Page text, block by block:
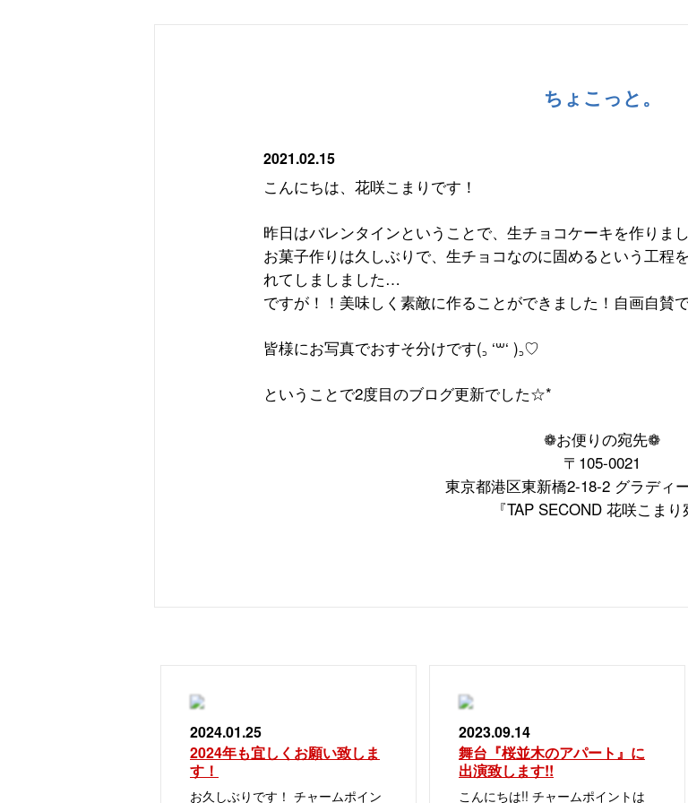
ちょこっと。
2021.02.15
こんにちは、花咲こまりです！
昨日はバレンタインということで、生チョコケーキを作りま
お菓子作りは久しぶりで、生チョコなのに固めるという工程
れてしましました…
ですが！！美味しく素敵に作ることができました！自画自賛
皆様にお写真でおすそ分けです(꜆ ‘꒳‘ )꜆♡
ということで2度目のブログ更新でした☆*
❁︎お便りの宛先❁︎
〒 105-0021
東京都港区東新橋2-18-2 グラディ
『TAP SECOND 花咲こまり
2024.01.25
2024年も宜しくお願い致しま
す！
お久しぶりです！ チャームポイン
2023.09.14
舞台『桜並木のアパート』に
出演致します!!
こんにちは!! チャームポイントは